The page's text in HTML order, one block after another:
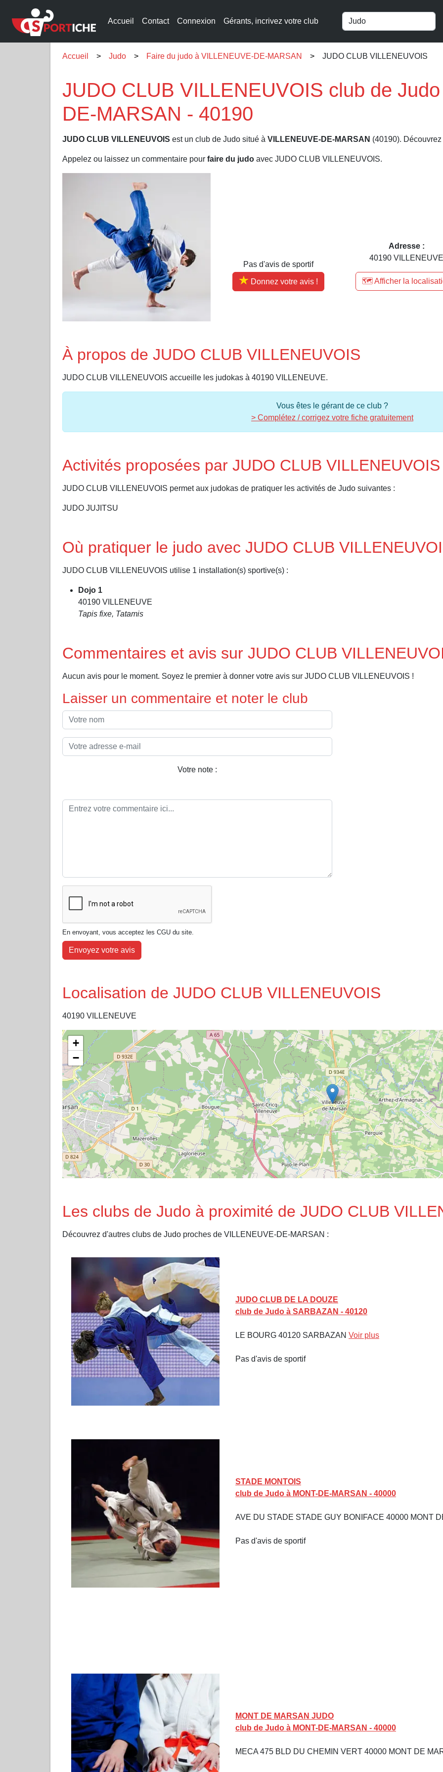
Accueil Contact Connexion Gérants, incrivez votre club
Accueil Judo Faire du judo à VILLENEUVE-DE-MARSAN JUDO CLUB VILLENEUVOIS
JUDO CLUB VILLENEUVOIS club de
DE-MARSAN - 40190
JUDO CLUB VILLENEUVOIS est un club de Judo situé à VILLENEUVE-DE-MARSAN (40190).
Appelez ou laissez un commentaire pour faire du judo avec JUDO CLUB VILLENEUVOIS.
Pas d'avis de sportif
Donnez votre avis !
Adresse :
40190 VILLENEUVE
🗺️ Afficher la
À propos de JUDO CLUB VILLENEUVOIS
JUDO CLUB VILLENEUVOIS accueille les judokas à 40190 VILLENEUVE.
Vous êtes le gérant de ce club ?
> Complétez / corrigez votre fiche gratuitement
Activités proposées par JUDO CLUB VILLENEUVOIS
JUDO CLUB VILLENEUVOIS permet aux judokas de pratiquer les activités de Judo suivantes :
JUDO JUJITSU
Où pratiquer le judo avec JUDO CLUB
JUDO CLUB VILLENEUVOIS utilise 1 installation(s) sportive(s) :
Dojo 1
40190 VILLENEUVE
Tapis fixe, Tatamis
Commentaires et avis sur JUDO CLUB
Aucun avis pour le moment. Soyez le premier à donner votre avis sur JUDO CLUB VILLENEUVOIS !
Laisser un commentaire et noter le club
Votre note :
En envoyant, vous acceptez les CGU du site.
Envoyez votre avis
Localisation de JUDO CLUB VILLENEUVOIS
40190 VILLENEUVE
+
−
Les clubs de Judo à proximité de JUDO CLUB
Découvrez d'autres clubs de Judo proches de VILLENEUVE-DE-MARSAN :
JUDO CLUB DE LA DOUZE
club de Judo à SARBAZAN - 40120
LE BOURG 40120 SARBAZAN Voir plus
Pas d'avis de sportif
STADE MONTOIS
club de Judo à MONT-DE-MARSAN - 40000
AVE DU STADE STADE GUY BONIFACE 40000 MONT
Pas d'avis de sportif
MONT DE MARSAN JUDO
club de Judo à MONT-DE-MARSAN - 40000
MECA 475 BLD DU CHEMIN VERT 40000 MONT DE